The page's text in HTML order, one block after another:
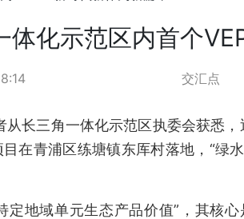
体化示范区内首个
交汇点
从长三角一体化示范区执委会获悉
在青浦区练塘镇东厍村落地，“绿
定地域单元生态产品价值”，其核